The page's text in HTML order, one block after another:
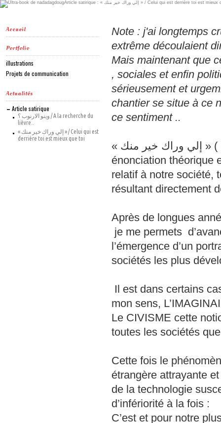
Accueil
Portfolio
illustrations
Projets de communication
Actualités
Article satirique
وينو الارنوب ؟ / A la recherche du
lièvre..
« إلي وراك خير منك » / Celui qui est
derrière toi est mieux que toi
Note : j'ai longtemps
extrême découlaient
Mais maintenant que
, sociales et enfin
sérieusement et
chantier se situe à ce
ce sentiment ..
« إلي وراك خير منك » ( celui qui est derrière toi est mieux ) est une
énonciation théorique
relatif à notre société,
résultant directement
Après de longues
je me permets
l’émergence d’un
sociétés les plus
Il est dans certains
mon sens,
Le CIVISME cette
toutes les sociétés
Cette fois le
étrangère attrayante
de la technologie
d’infériorité à la fois :
C’est et pour notre